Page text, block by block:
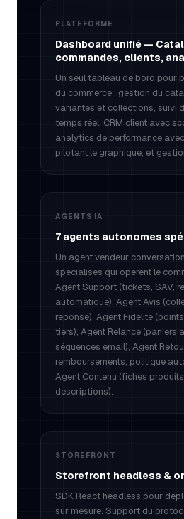
PLATEFORME
Dashboard unifié —
commandes, clients,
Un seul tableau de bord pour
du commerce : gestion du
variantes et collections, suivi
temps réel, CRM client avec
analytics de performance
pilotant le graphique, et
AGENTS IA
7 agents autonomes
Un agent vendeur
spécialisés qui opèrent le
Agent Support (tickets, SAV,
automatique), Agent Avis
réponse), Agent Fidélité
tiers), Agent Relance (paniers
séquences email), Agent
remboursements, politique
Agent Contenu (fiches
descriptions).
STOREFRONT
Storefront headless &
SDK React headless pour
sur mesure. Support du